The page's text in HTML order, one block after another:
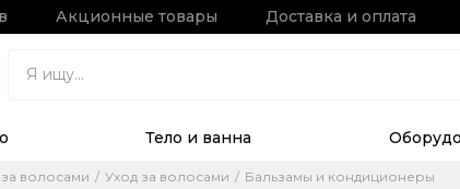
Акционные товары Доставка и оплата
Тело и ванна
волосами Уход за волосами
Бальзамы и кондиционеры